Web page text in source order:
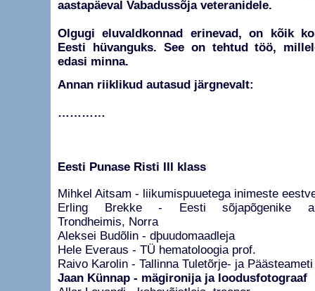
aastapäeval Vabadussõja veteranidele.
Olgugi eluvaldkonnad erinevad, on kõik
Eesti hüvanguks. See on tehtud töö,
edasi minna.
Annan riiklikud autasud järgnevalt:
…………
Eesti Punase Risti III klass
Mihkel Aitsam - liikumispuuetega inimeste
Erling Brekke - Eesti sõjapõgenike
Trondheimis, Norra
Aleksei Budõlin - dþuudomaadleja
Hele Everaus - TÜ hematoloogia prof.
Raivo Karolin - Tallinna Tuletõrje- ja
Jaan Künnap - mägironija ja loodusfotograaf